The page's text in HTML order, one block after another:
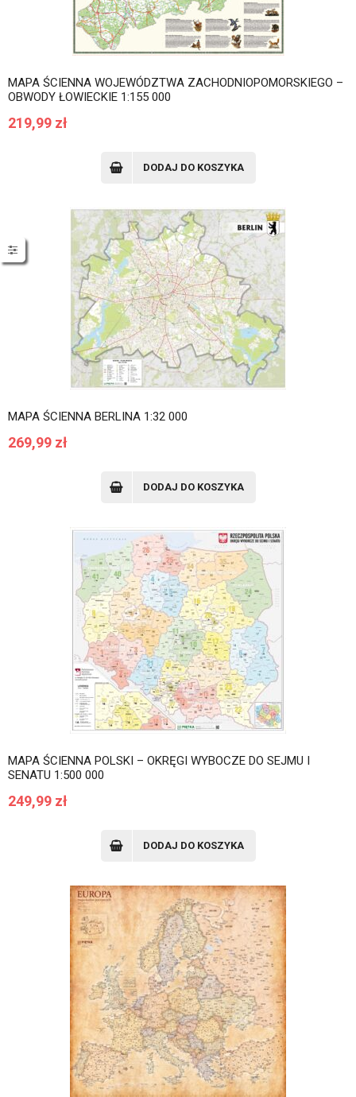
MAPA ŚCIENNA WOJEWÓDZTWA ZACHODNIOPOMORSKIEGO –
OBWODY ŁOWIECKIE 1:155 000
219,99 zł
DODAJ DO KOSZYKA
MAPA ŚCIENNA BERLINA 1:32 000
269,99 zł
DODAJ DO KOSZYKA
MAPA ŚCIENNA POLSKI – OKRĘGI WYBOCZE DO SEJMU I
SENATU 1:500 000
249,99 zł
DODAJ DO KOSZYKA